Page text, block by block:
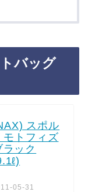
バッグ
スポル
モトフィズ
ック
05-31